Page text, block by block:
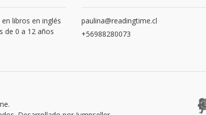
libros en inglés
de 0 a 12 años
paulina@readingtime.cl
+56988280073